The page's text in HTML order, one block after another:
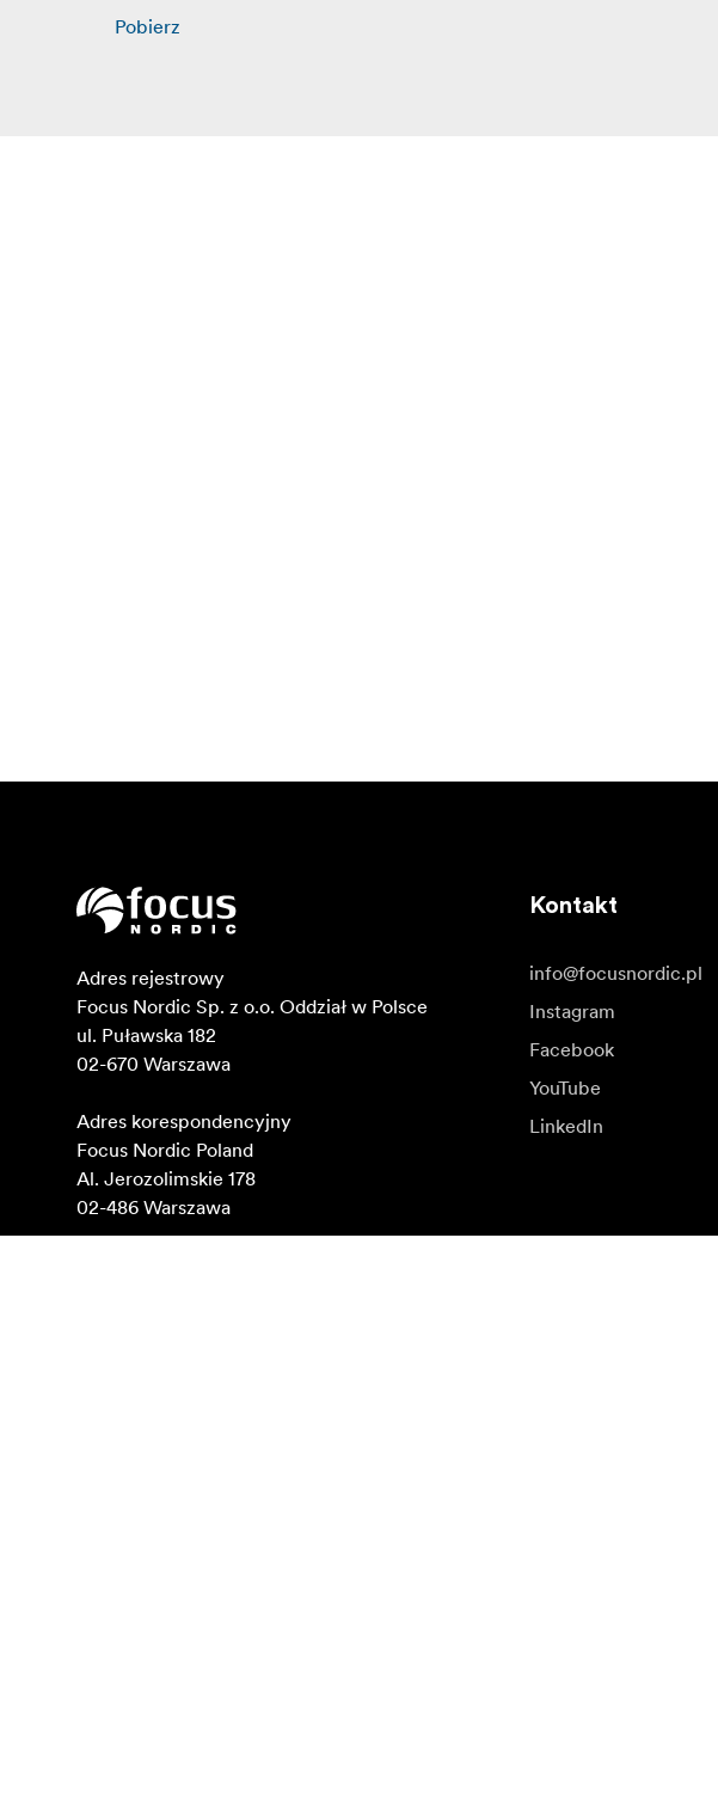
Pobierz
Adres rejestrowy
Focus Nordic Sp. z o.o. Oddział w Polsce
ul. Puławska 182
02-670 Warszawa
Adres korespondencyjny
Focus Nordic Poland
Al. Jerozolimskie 178
02-486 Warszawa
Kontakt
info@focusnordic.pl
Instagram
Facebook
YouTube
LinkedIn